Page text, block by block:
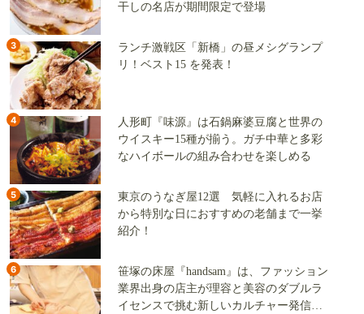
干しの名店が期間限定で登場
3
ランチ激戦区「新橋」の昼メシグランプ
リ！ベスト15 を発表！
4
人形町『味源』は石鍋麻婆豆腐と世界の
ウイスキー15種が揃う。ガチ中華と多彩
なハイボールの組み合わせを楽しめる
5
東京のうなぎ屋12選 気軽に入れるお店
から特別な日におすすめの老舗まで一挙
紹介！
6
笹塚の床屋『handsam』は、ファッション
業界出身の店主が理容と美容のダブルラ
イセンスで挑む新しいカルチャー発信基